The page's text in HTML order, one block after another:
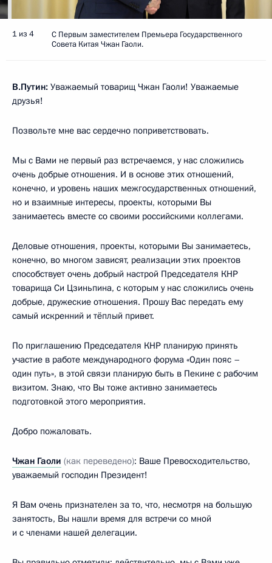
1 из 4
С Первым заместителем Премьера Государственного
Совета Китая Чжан Гаоли.
В.Путин: Уважаемый товарищ Чжан Гаоли! Уважаемые
друзья!
Позвольте мне вас сердечно поприветствовать.
Мы с Вами не первый раз встречаемся, у нас сложились
очень добрые отношения. И в основе этих отношений,
конечно, и уровень наших межгосударственных отношений,
но и взаимные интересы, проекты, которыми Вы
занимаетесь вместе со своими российскими коллегами.
Деловые отношения, проекты, которыми Вы занимаетесь,
конечно, во многом зависят, реализации этих проектов
способствует очень добрый настрой Председателя КНР
товарища Си Цзиньпина, с которым у нас сложились очень
добрые, дружеские отношения. Прошу Вас передать ему
самый искренний и тёплый привет.
По приглашению Председателя КНР планирую принять
участие в работе международного форума «Один пояс –
один путь», в этой связи планирую быть в Пекине с рабочим
визитом. Знаю, что Вы тоже активно занимаетесь
подготовкой этого мероприятия.
Добро пожаловать.
Чжан Гаоли (как переведено): Ваше Превосходительство,
уважаемый господин Президент!
Я Вам очень признателен за то, что, несмотря на большую
занятость, Вы нашли время для встречи со мной
и с членами нашей делегации.